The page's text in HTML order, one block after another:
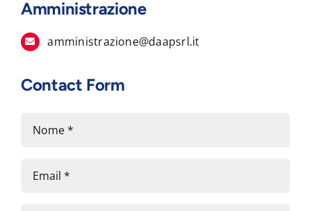
Amministrazione
amministrazione@daapsrl.it
Contact Form